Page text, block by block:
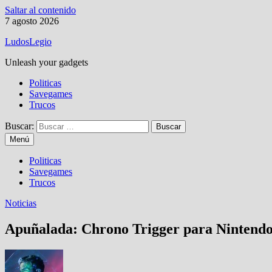
Saltar al contenido
7 agosto 2026
LudosLegio
Unleash your gadgets
Politicas
Savegames
Trucos
Buscar:
Menú
Politicas
Savegames
Trucos
Noticias
Apuñalada: Chrono Trigger para